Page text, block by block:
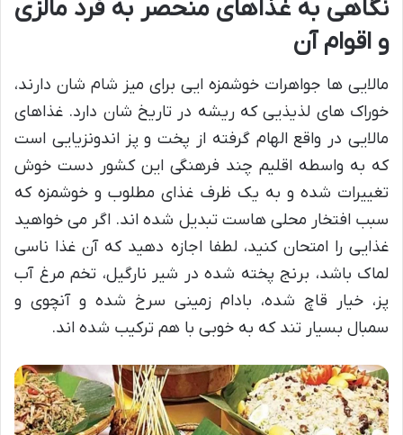
نگاهی به غذاهای منحصر به فرد مالزی
و اقوام آن
مالایی ها جواهرات خوشمزه ایی برای میز شام شان دارند،
خوراک های لذیذیی که ریشه در تاریخ شان دارد. غذاهای
مالایی در واقع الهام گرفته از پخت و پز اندونزیایی است
که به واسطه اقلیم چند فرهنگی این کشور دست خوش
تغییرات شده و به یک ظرف غذای مطلوب و خوشمزه که
سبب افتخار محلی هاست تبدیل شده اند. اگر می خواهید
غذایی را امتحان کنید، لطفا اجازه دهید که آن غذا ناسی
لماک باشد، برنج پخته شده در شیر نارگیل، تخم مرغ آب
پز، خیار قاچ شده، بادام زمینی سرخ شده و آنچوی و
سمبال بسیار تند که به خوبی با هم ترکیب شده اند.